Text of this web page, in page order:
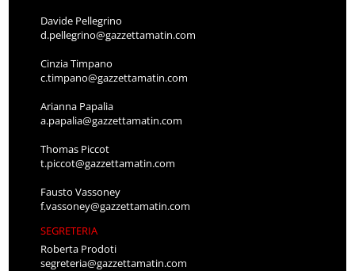
Davide Pellegrino
d.pellegrino@gazzettamatin.com
Cinzia Timpano
c.timpano@gazzettamatin.com
Arianna Papalia
a.papalia@gazzettamatin.com
Thomas Piccot
t.piccot@gazzettamatin.com
Fausto Vassoney
f.vassoney@gazzettamatin.com
SEGRETERIA
Roberta Prodoti
segreteria@gazzettamatin.com